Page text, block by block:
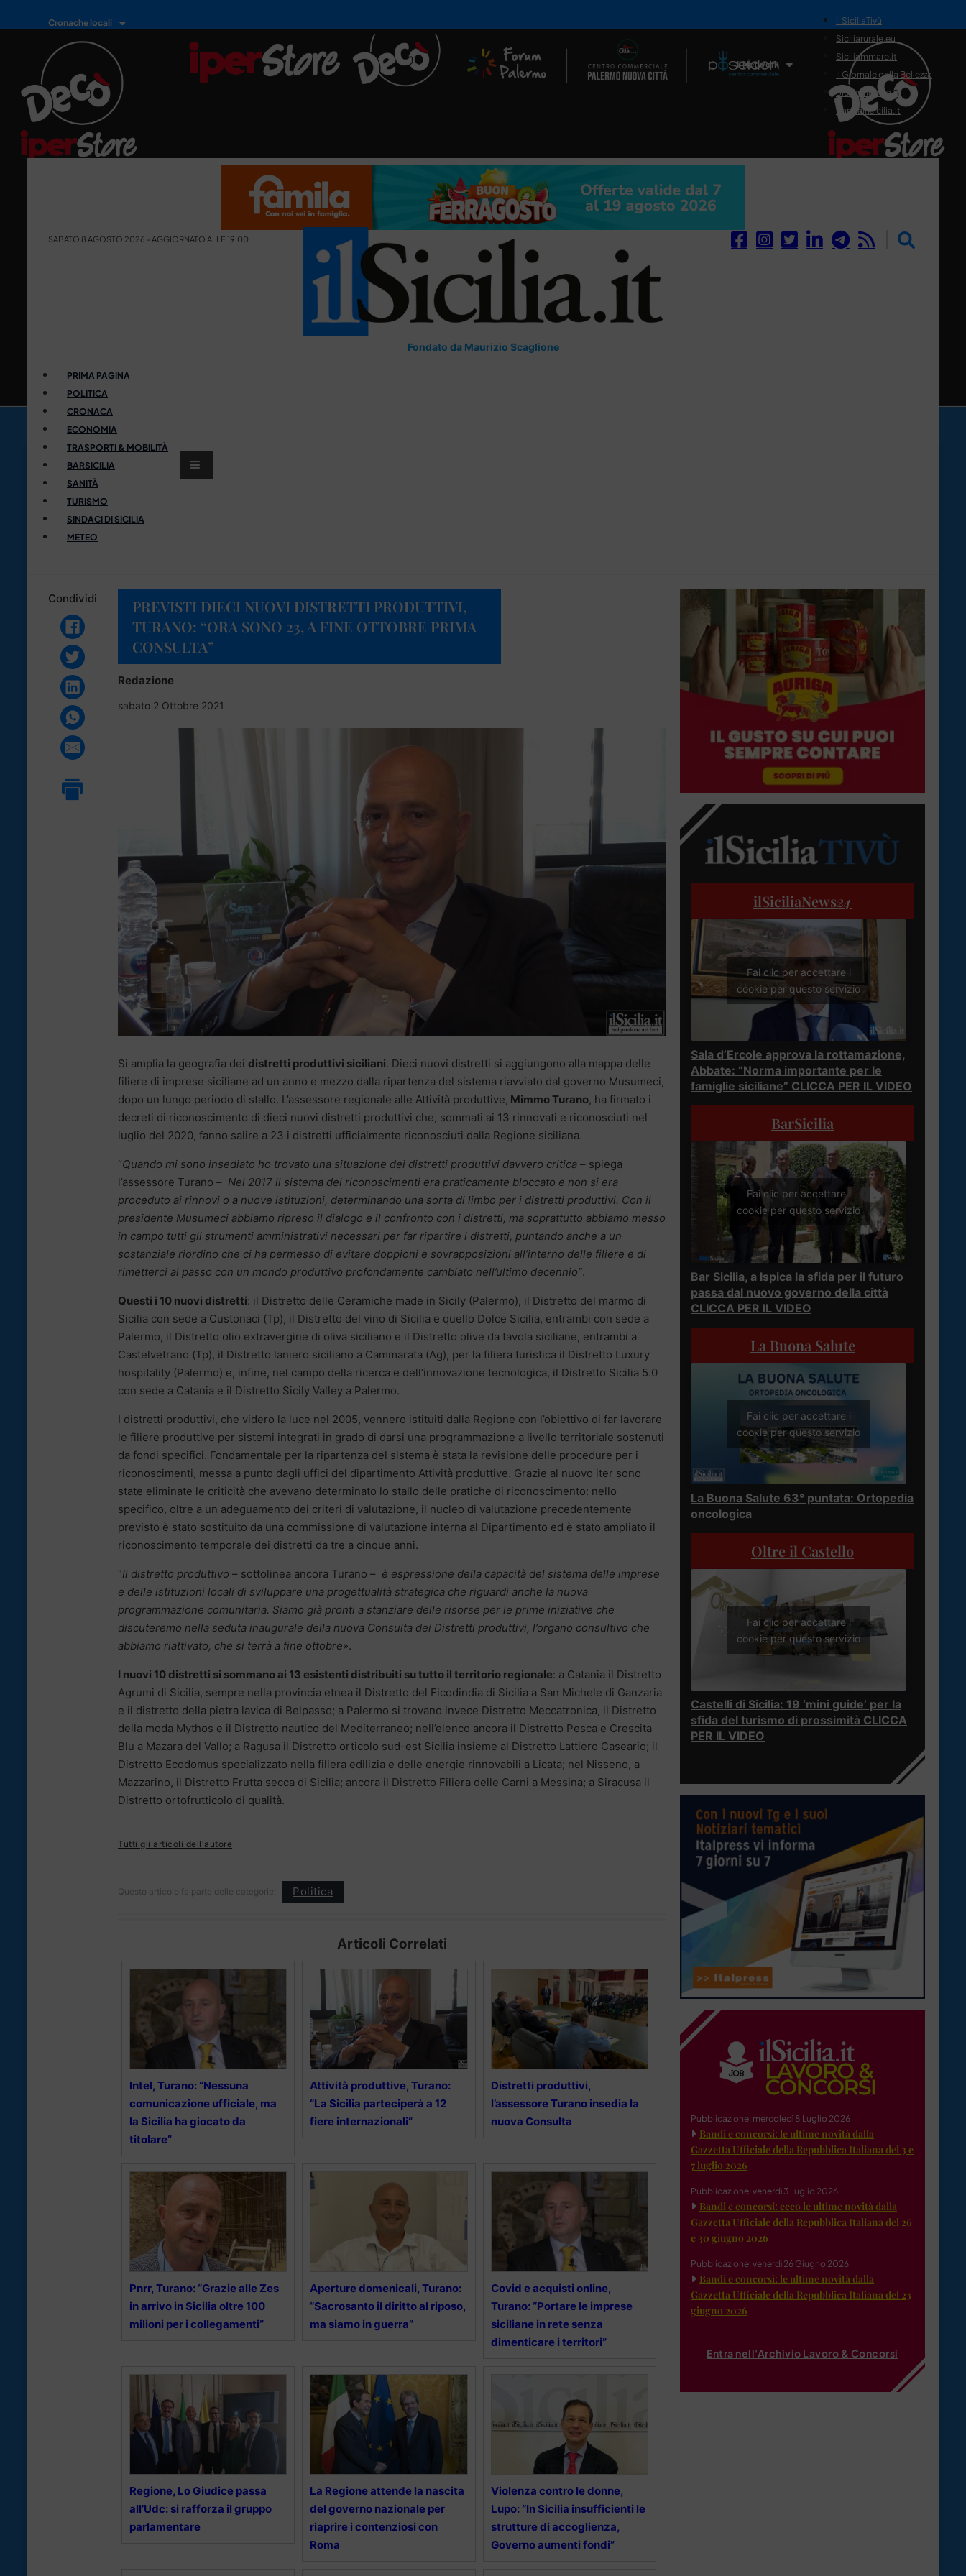
Cronache locali
Il Network
il SiciliaTivù
Siciliarurale.eu
Siciliammare.it
Il Giornale della Bellezza
Siciliamedica.it
Sanitainsicilia.it
SABATO 8 AGOSTO 2026 - AGGIORNATO ALLE 19:00
Fondato da Maurizio Scaglione
PRIMA PAGINA
POLITICA
CRONACA
ECONOMIA
TRASPORTI & MOBILITÀ
BARSICILIA
SANITÀ
TURISMO
SINDACI DI SICILIA
METEO
Condividi
PREVISTI DIECI NUOVI DISTRETTI PRODUTTIVI,
TURANO: “ORA SONO 23, A FINE OTTOBRE PRIMA
CONSULTA”
Redazione
sabato 2 Ottobre 2021
Si amplia la geografia dei distretti produttivi siciliani. Dieci nuovi distretti si aggiungono alla mappa delle
filiere di imprese siciliane ad un anno e mezzo dalla ripartenza del sistema riavviato dal governo Musumeci,
dopo un lungo periodo di stallo. L’assessore regionale alle Attività produttive, Mimmo Turano, ha firmato i
decreti di riconoscimento di dieci nuovi distretti produttivi che, sommati ai 13 rinnovati e riconosciuti nel
luglio del 2020, fanno salire a 23 i distretti ufficialmente riconosciuti dalla Regione siciliana.
“Quando mi sono insediato ho trovato una situazione dei distretti produttivi davvero critica – spiega
l’assessore Turano – Nel 2017 il sistema dei riconoscimenti era praticamente bloccato e non si era
proceduto ai rinnovi o a nuove istituzioni, determinando una sorta di limbo per i distretti produttivi. Con il
presidente Musumeci abbiamo ripreso il dialogo e il confronto con i distretti, ma soprattutto abbiamo messo
in campo tutti gli strumenti amministrativi necessari per far ripartire i distretti, puntando anche a un
sostanziale riordino che ci ha permesso di evitare doppioni e sovrapposizioni all’interno delle filiere e di
rimetterci al passo con un mondo produttivo profondamente cambiato nell’ultimo decennio”.
Questi i 10 nuovi distretti: il Distretto delle Ceramiche made in Sicily (Palermo), il Distretto del marmo di
Sicilia con sede a Custonaci (Tp), il Distretto del vino di Sicilia e quello Dolce Sicilia, entrambi con sede a
Palermo, il Distretto olio extravergine di oliva siciliano e il Distretto olive da tavola siciliane, entrambi a
Castelvetrano (Tp), il Distretto laniero siciliano a Cammarata (Ag), per la filiera turistica il Distretto Luxury
hospitality (Palermo) e, infine, nel campo della ricerca e dell’innovazione tecnologica, il Distretto Sicilia 5.0
con sede a Catania e il Distretto Sicily Valley a Palermo.
I distretti produttivi, che videro la luce nel 2005, vennero istituiti dalla Regione con l’obiettivo di far lavorare
le filiere produttive per sistemi integrati in grado di darsi una programmazione a livello territoriale sostenuti
da fondi specifici. Fondamentale per la ripartenza del sistema è stata la revisione delle procedure per i
riconoscimenti, messa a punto dagli uffici del dipartimento Attività produttive. Grazie al nuovo iter sono
state eliminate le criticità che avevano determinato lo stallo delle pratiche di riconoscimento: nello
specifico, oltre a un adeguamento dei criteri di valutazione, il nucleo di valutazione precedentemente
previsto è stato sostituito da una commissione di valutazione interna al Dipartimento ed è stato ampliato il
riconoscimento temporale dei distretti da tre a cinque anni.
“Il distretto produttivo – sottolinea ancora Turano – è espressione della capacità del sistema delle imprese
e delle istituzioni locali di sviluppare una progettualità strategica che riguardi anche la nuova
programmazione comunitaria. Siamo già pronti a stanziare delle risorse per le prime iniziative che
discuteremo nella seduta inaugurale della nuova Consulta dei Distretti produttivi, l’organo consultivo che
abbiamo riattivato, che si terrà a fine ottobre».
I nuovi 10 distretti si sommano ai 13 esistenti distribuiti su tutto il territorio regionale: a Catania il Distretto
Agrumi di Sicilia, sempre nella provincia etnea il Distretto del Ficodindia di Sicilia a San Michele di Ganzaria
e il distretto della pietra lavica di Belpasso; a Palermo si trovano invece Distretto Meccatronica, il Distretto
della moda Mythos e il Distretto nautico del Mediterraneo; nell’elenco ancora il Distretto Pesca e Crescita
Blu a Mazara del Vallo; a Ragusa il Distretto orticolo sud-est Sicilia insieme al Distretto Lattiero Caseario; il
Distretto Ecodomus specializzato nella filiera edilizia e delle energie rinnovabili a Licata; nel Nisseno, a
Mazzarino, il Distretto Frutta secca di Sicilia; ancora il Distretto Filiera delle Carni a Messina; a Siracusa il
Distretto ortofrutticolo di qualità.
Tutti gli articoli dell'autore
Questo articolo fa parte delle categorie: Politica
Articoli Correlati
Intel, Turano: “Nessuna
comunicazione ufficiale, ma
la Sicilia ha giocato da
titolare”
Attività produttive, Turano:
“La Sicilia parteciperà a 12
fiere internazionali”
Distretti produttivi,
l’assessore Turano insedia la
nuova Consulta
Pnrr, Turano: “Grazie alle Zes
in arrivo in Sicilia oltre 100
milioni per i collegamenti”
Aperture domenicali, Turano:
“Sacrosanto il diritto al riposo,
ma siamo in guerra”
Covid e acquisti online,
Turano: “Portare le imprese
siciliane in rete senza
dimenticare i territori”
Regione, Lo Giudice passa
all’Udc: si rafforza il gruppo
parlamentare
La Regione attende la nascita
del governo nazionale per
riaprire i contenziosi con
Roma
Violenza contro le donne,
Lupo: “In Sicilia insufficienti le
strutture di accoglienza,
Governo aumenti fondi”
ilSiciliaNews24
Fai clic per accettare i
cookie per questo servizio
Sala d’Ercole approva la rottamazione,
Abbate: “Norma importante per le
famiglie siciliane” CLICCA PER IL VIDEO
BarSicilia
Fai clic per accettare i
cookie per questo servizio
Bar Sicilia, a Ispica la sfida per il futuro
passa dal nuovo governo della città
CLICCA PER IL VIDEO
La Buona Salute
Fai clic per accettare i
cookie per questo servizio
La Buona Salute 63° puntata: Ortopedia
oncologica
Oltre il Castello
Fai clic per accettare i
cookie per questo servizio
Castelli di Sicilia: 19 ‘mini guide’ per la
sfida del turismo di prossimità CLICCA
PER IL VIDEO
Pubblicazione: mercoledì 8 Luglio 2026
Bandi e concorsi: le ultime novità dalla
Gazzetta Ufficiale della Repubblica Italiana del 3 e
7 luglio 2026
Pubblicazione: venerdì 3 Luglio 2026
Bandi e concorsi: ecco le ultime novità dalla
Gazzetta Ufficiale della Repubblica Italiana del 26
e 30 giugno 2026
Pubblicazione: venerdì 26 Giugno 2026
Bandi e concorsi: le ultime novità dalla
Gazzetta Ufficiale della Repubblica Italiana del 23
giugno 2026
Entra nell'Archivio Lavoro & Concorsi